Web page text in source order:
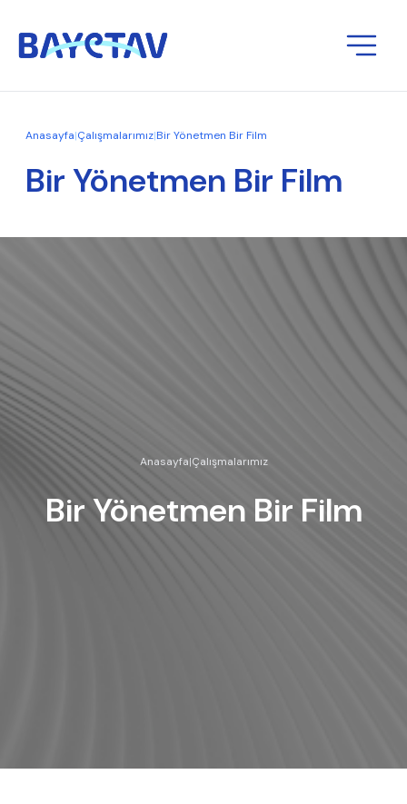
Anasayfa|Çalışmalarımız|Bir Yönetmen Bir Film
Bir Yönetmen Bir Film
Anasayfa|Çalışmalarımız
Bir Yönetmen Bir Film